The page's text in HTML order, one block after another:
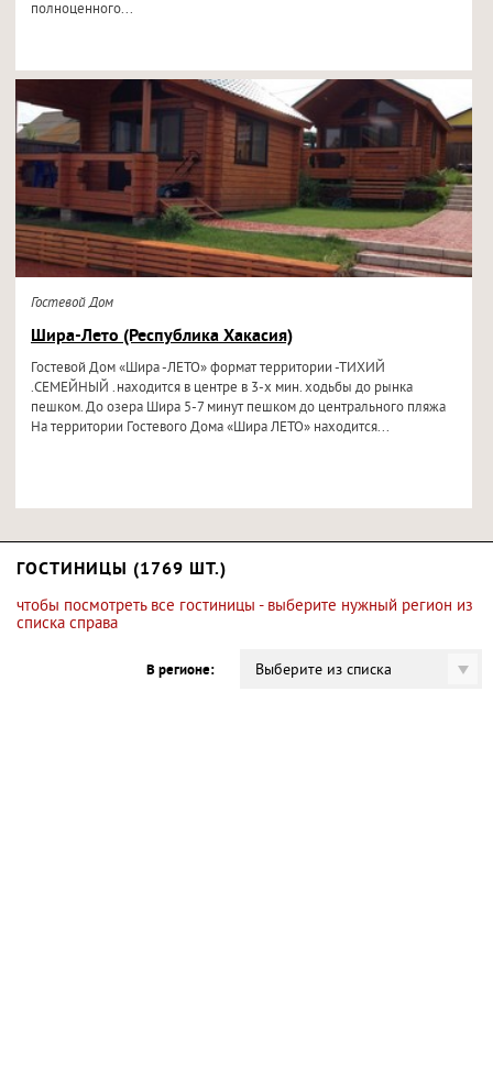
полноценного...
Гостевой Дом
Шира-Лето (Республика Хакасия)
Гостевой Дом «Шира -ЛЕТО» формат территории -ТИХИЙ
.СЕМЕЙНЫЙ .находится в центре в 3-х мин. ходьбы до рынка
пешком. До озера Шира 5-7 минут пешком до центрального пляжа
На территории Гостевого Дома «Шира ЛЕТО» находится...
ГОСТИНИЦЫ (1769 ШТ.)
чтобы посмотреть все гостиницы - выберите нужный регион из
списка справа
В регионе: Выберите из списка